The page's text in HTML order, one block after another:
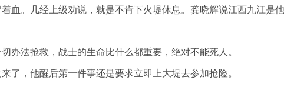
血。几经上级劝说，就是不肯下火堤休息。龚晓辉说江西九江是他
办法抢救，战士的生命比什么都重要，绝对不能死人。
了，他醒后第一件事还是要求立即上大堤去参加抢险。